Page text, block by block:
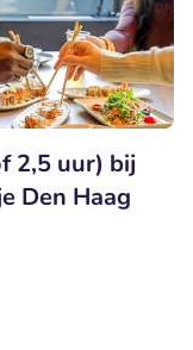
2,5 uur) bij
Den Haag